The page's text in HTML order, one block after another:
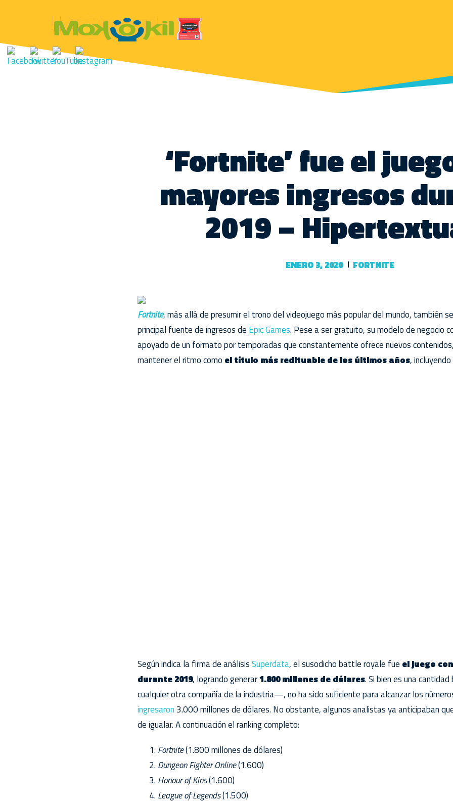
‘Fortnite’ fue el
mayores ingresos
2019 –
ENERO 3, 2020 FORTNITE
Fortnite, más allá de presumir el trono del videojuego más popular del mundo, también
principal fuente de ingresos de Epic Games. Pese a ser gratuito, su modelo de negocio
apoyado de un formato por temporadas que constantemente ofrece nuevos
mantener el ritmo como el título más redituable de los últimos años,
Según indica la firma de análisisSuperdata, el susodicho battle royale fue el juego
durante 2019, logrando generar1.800 millones de dólares. Si bien es una
cualquier otra compañía de la industria—, no ha sido suficiente para alcanzar los
ingresaron 3.000 millones de dólares. No obstante, algunos analistas ya anticipaban
de igualar. A continuación el ranking completo:
Fortnite(1.800 millones de dólares)
Dungeon Fighter Online(1.600)
Honour of Kins(1.600)
League of Legends(1.500)